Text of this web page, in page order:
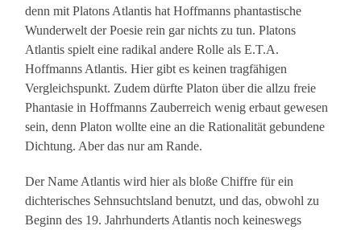
denn mit Platons Atlantis hat Hoffmanns phantastische
Wunderwelt der Poesie rein gar nichts zu tun. Platons
Atlantis spielt eine radikal andere Rolle als E.T.A.
Hoffmanns Atlantis. Hier gibt es keinen tragfähigen
Vergleichspunkt. Zudem dürfte Platon über die allzu freie
Phantasie in Hoffmanns Zauberreich wenig erbaut gewesen
sein, denn Platon wollte eine an die Rationalität gebundene
Dichtung. Aber das nur am Rande.
Der Name Atlantis wird hier als bloße Chiffre für ein
dichterisches Sehnsuchtsland benutzt, und das, obwohl zu
Beginn des 19. Jahrhunderts Atlantis noch keineswegs